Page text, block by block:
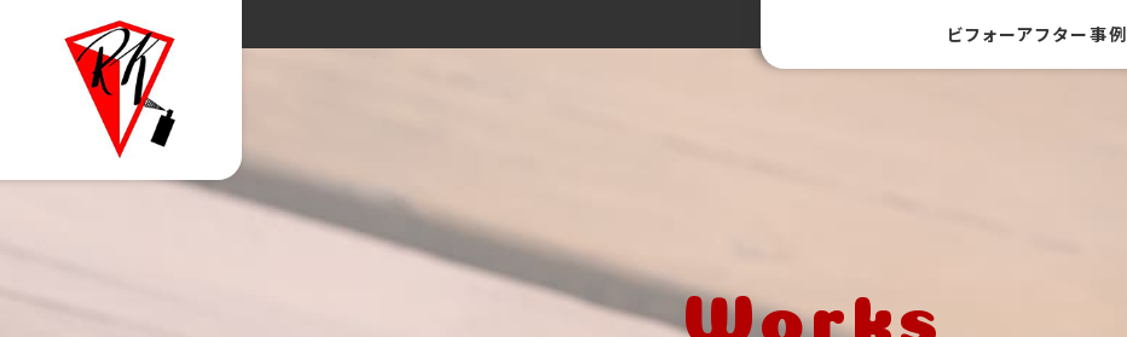
ビフォーアフター事例
Works